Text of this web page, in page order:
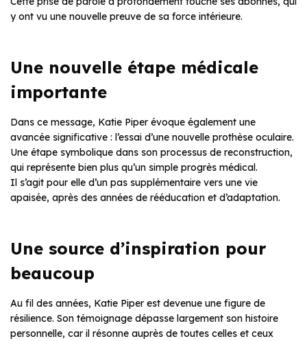
y ont vu une nouvelle preuve de sa force intérieure.
Une nouvelle étape médicale
importante
Dans ce message, Katie Piper évoque également une
avancée significative : l’essai d’une nouvelle prothèse oculaire.
Une étape symbolique dans son processus de reconstruction,
qui représente bien plus qu’un simple progrès médical.
Il s’agit pour elle d’un pas supplémentaire vers une vie
apaisée, après des années de rééducation et d’adaptation.
Une source d’inspiration pour
beaucoup
Au fil des années, Katie Piper est devenue une figure de
résilience. Son témoignage dépasse largement son histoire
personnelle, car il résonne auprès de toutes celles et ceux